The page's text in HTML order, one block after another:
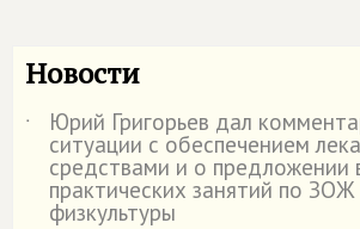
Новости
˙ Юрий Григорьев дал
ситуации с обеспечением
средствами и о предложении
практических занятий по ЗОЖ
физкультуры